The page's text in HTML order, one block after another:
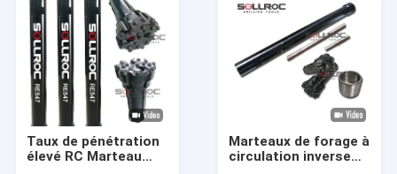
Taux de pénétration
élevé RC Marteau
Marteaux de forage à
circulation inverse